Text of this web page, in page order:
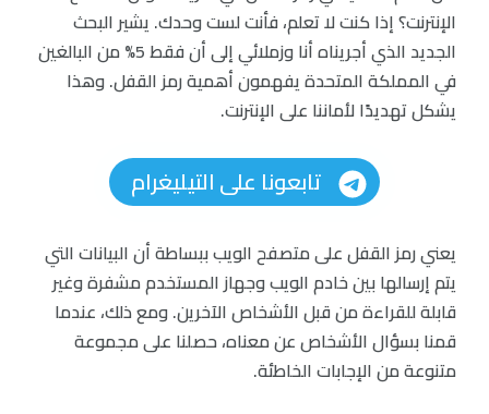
الإنترنت؟ إذا كنت لا تعلم، فأنت لست وحدك. يشير البحث
الجديد الذي أجريناه أنا وزملائي إلى أن فقط 5% من البالغين
في المملكة المتحدة يفهمون أهمية رمز القفل. وهذا
يشكل تهديدًا لأماننا على الإنترنت.
تابعونا على التيليغرام
يعني رمز القفل على متصفح الويب ببساطة أن البيانات التي
يتم إرسالها بين خادم الويب وجهاز المستخدم مشفرة وغير
قابلة للقراءة من قبل الأشخاص الآخرين. ومع ذلك، عندما
قمنا بسؤال الأشخاص عن معناه، حصلنا على مجموعة
متنوعة من الإجابات الخاطئة.